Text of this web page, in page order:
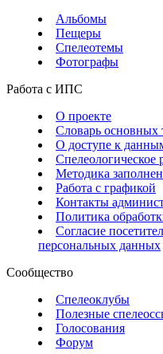
Альбомы
Пещеры
Спелеотемы
Фотографы
Работа с ИПС
О проекте
Словарь основных
О доступе к
Спелеологическое
Методика
Работа с графикой
Контакты
Политика
Согласие
персональных данных
Сообщество
Спелеоклубы
Полезные
Голосования
Форум